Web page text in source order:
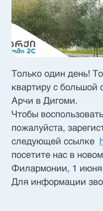
Только один день!
квартиру с большой
Арчи в Дигоми.
Чтобы
пожалуйста,
следующей ссылке
посетите нас в
Филармонии, 1 июня
Для информации